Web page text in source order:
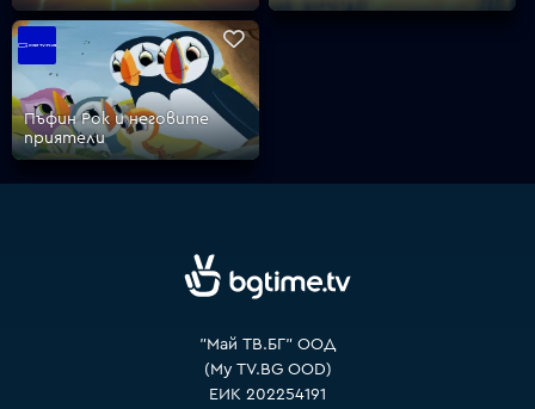
Пъфин Рок и неговите
приятели
"Май ТВ.БГ" ООД
(My TV.BG OOD)
ЕИК 202254191